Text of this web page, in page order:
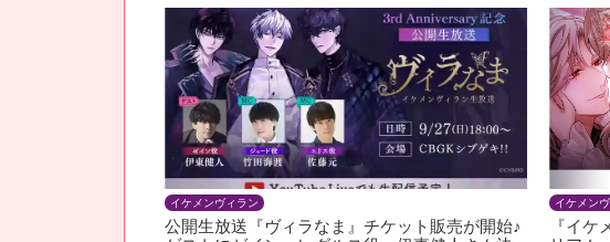
イケメンヴィラン
公開生放送『ヴィラなま』チケット販売が開始♪
イケメン
『イ